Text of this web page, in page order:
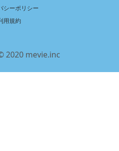
シーポリシー
用規約
2020 mevie.inc